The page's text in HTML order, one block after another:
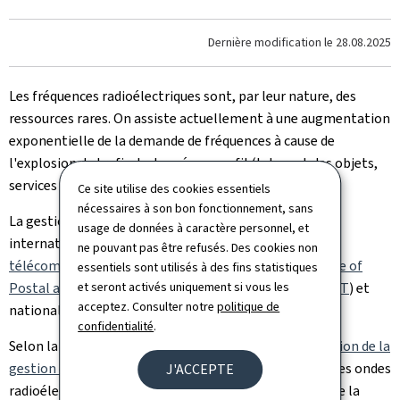
Ce site utilise des cookies essentiels
nécessaires à son bon fonctionnement, sans
usage de données à caractère personnel, et
ne pouvant pas être refusés. Des cookies non
essentiels sont utilisés à des fins statistiques
et seront activés uniquement si vous les
acceptez. Consulter notrepolitique de
confidentialité.
J'ACCEPTE
Dernière modification le 28.08.2025
Les fréquences radioélectriques sont, par leur nature, des
ressources rares. On assiste actuellement à une augmentation
exponentielle de la demande de fréquences à cause de
l'explosion du trafic de données sans fil (Internet des objets,
services de communications mobiles, etc.).
La gestion du spectre radioélectrique se fait au niveau
international (Union internationale des
télécommunications), européen (European Conference of
Postal and Telecommunications Administration - CEPT) et
national.
Selon la
loi modifiée du 30 mai 2005 portant organisation de la
gestion des ondes radioélectriques, le ministre ayant les ondes
radioélectriques dans ses attributions, est en charge de la